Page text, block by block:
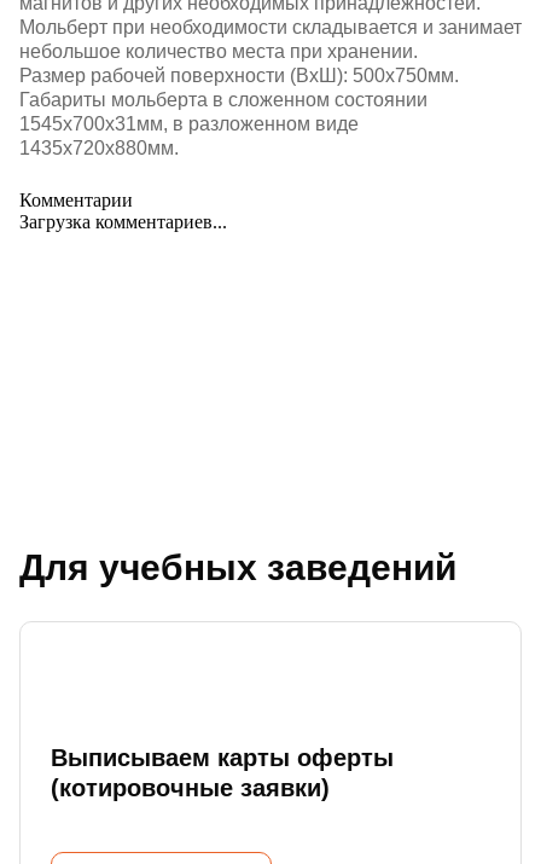
Мольберт при необходимости складывается и занимает
небольшое количество места при хранении.
Размер рабочей поверхности (ВхШ): 500х750мм.
Габариты мольберта в сложенном состоянии
1545х700х31мм, в разложенном виде
1435х720х880мм.
Комментарии
Загрузка комментариев...
Для учебных заведений
Выписываем карты оферты
(котировочные заявки)